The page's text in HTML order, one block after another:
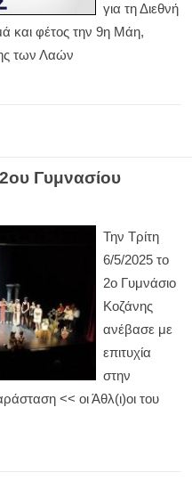
για τη Διεθνή
και φέτος την 9η Μάη,
των Λαών
Γυμνασίου
Την Τρίτη
6/5/2025 το
2ο Γυμνάσιο
Κοζάνης
ανέβασε με
επιτυχία
στην
<< οι Άθλ(ι)οι του